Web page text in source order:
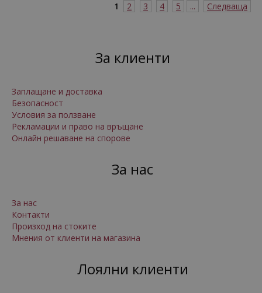
1
2 3 4 5 ... Следваща
За клиенти
Заплащане и доставка
Безопасност
Условия за ползване
Рекламации и право на връщане
Онлайн решаване на спорове
За нас
За нас
Контакти
Произход на стоките
Мнения от клиенти на магазина
Лоялни клиенти